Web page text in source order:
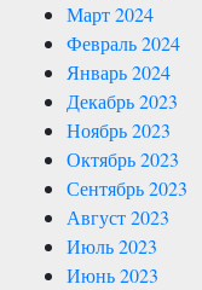
Март 2024
Февраль 2024
Январь 2024
Декабрь 2023
Ноябрь 2023
Октябрь 2023
Сентябрь 2023
Август 2023
Июль 2023
Июнь 2023